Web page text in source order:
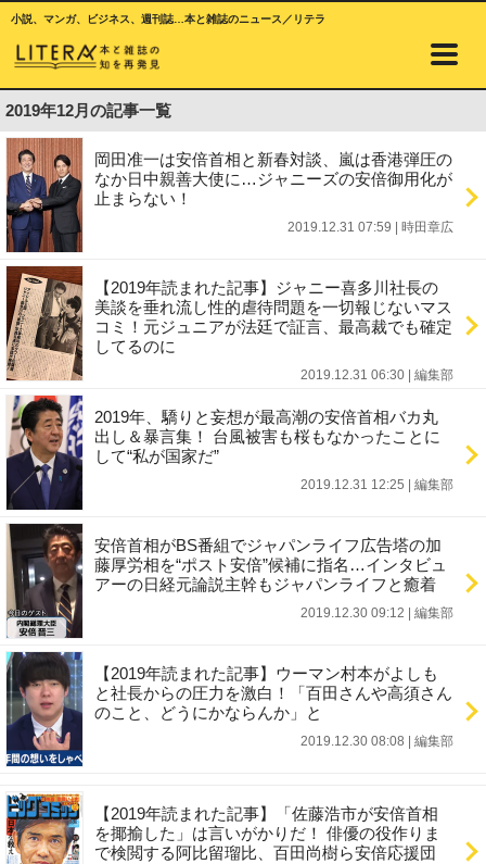
小説、マンガ、ビジネス、週刊誌…本と雑誌のニュース／リテラ
2019年12月の記事一覧
岡田准一は安倍首相と新春対談、嵐は香港弾圧の
なか日中親善大使に…ジャニーズの安倍御用化が
止まらない！
2019.12.31 07:59 時田章広
【2019年読まれた記事】ジャニー喜多川社長の
美談を垂れ流し性的虐待問題を一切報じないマス
コミ！元ジュニアが法廷で証言、最高裁でも確定
してるのに
2019.12.31 06:30 編集部
2019年、驕りと妄想が最高潮の安倍首相バカ丸
出し＆暴言集！ 台風被害も桜もなかったことに
して“私が国家だ”
2019.12.31 12:25 編集部
安倍首相がBS番組でジャパンライフ広告塔の加
藤厚労相を“ポスト安倍”候補に指名…インタビュ
アーの日経元論説主幹もジャパンライフと癒着
2019.12.30 09:12 編集部
【2019年読まれた記事】ウーマン村本がよしも
と社長からの圧力を激白！「百田さんや高須さん
のこと、どうにかならんか」と
2019.12.30 08:08 編集部
【2019年読まれた記事】「佐藤浩市が安倍首相
を揶揄した」は言いがかりだ！ 俳優の役作りま
で検閲する阿比留瑠比、百田尚樹ら安倍応援団